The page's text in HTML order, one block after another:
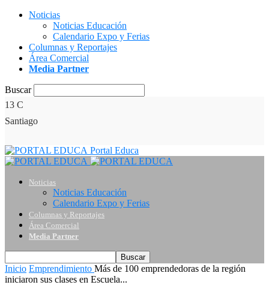
Noticias
Noticias Educación
Calendario Expo y Ferias
Columnas y Reportajes
Área Comercial
Media Partner
Buscar
13 C
Santiago
Portal Educa
Noticias
Noticias Educación
Calendario Expo y Ferias
Columnas y Reportajes
Área Comercial
Media Partner
Inicio Emprendimiento Más de 100 emprendedoras de la región
iniciaron sus clases en Escuela...